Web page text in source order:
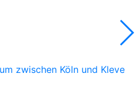
zwischen Köln und Kleve